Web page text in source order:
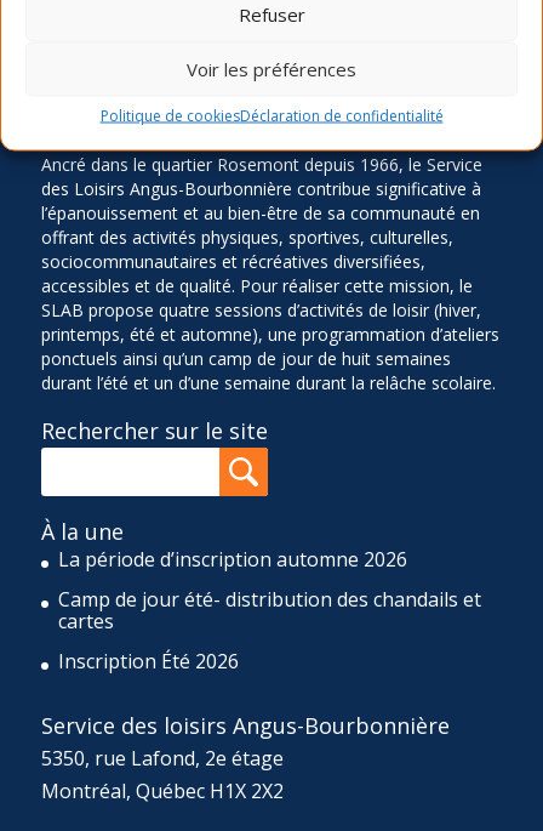
Refuser
Voir les préférences
Politique de cookiesDéclaration de confidentialité
LA MISSION
Ancré dans le quartier Rosemont depuis 1966, le Service
des Loisirs Angus-Bourbonnière contribue significative à
l’épanouissement et au bien-être de sa communauté en
offrant des activités physiques, sportives, culturelles,
sociocommunautaires et récréatives diversifiées,
accessibles et de qualité. Pour réaliser cette mission, le
SLAB propose quatre sessions d’activités de loisir (hiver,
printemps, été et automne), une programmation d’ateliers
ponctuels ainsi qu’un camp de jour de huit semaines
durant l’été et un d’une semaine durant la relâche scolaire.
Rechercher sur le site
À la une
La période d’inscription automne 2026
Camp de jour été- distribution des chandails et
cartes
Inscription Été 2026
Service des loisirs Angus-Bourbonnière
5350, rue Lafond, 2e étage
Montréal, Québec H1X 2X2